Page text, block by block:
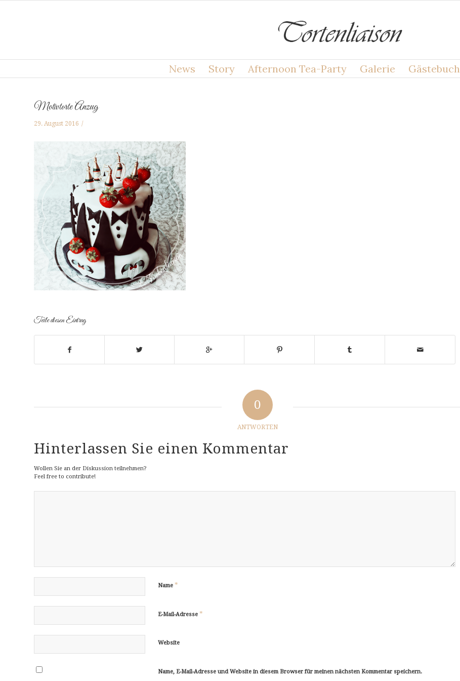
News Story Afternoon Tea-Party Galerie Gästebuch
Motivtorte Anzug
29. August 2016 /
Teile diesen Eintrag
0
ANTWORTEN
Hinterlassen Sie einen Kommentar
Wollen Sie an der Diskussion teilnehmen?
Feel free to contribute!
Name *
E-Mail-Adresse *
Website
Name, E-Mail-Adresse und Website in diesem Browser für meinen nächsten Kommentar speichern.